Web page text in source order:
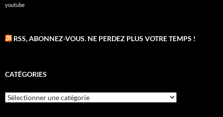
youtube
RSS, ABONNEZ-VOUS. NE PERDEZ PLUS VOTRE TEMPS !
CATÉGORIES
Catégories